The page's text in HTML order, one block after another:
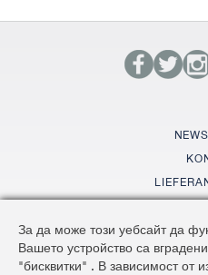
За да може този уебсайт да
Вашето устройство са
"бисквитки" . В зависимост от